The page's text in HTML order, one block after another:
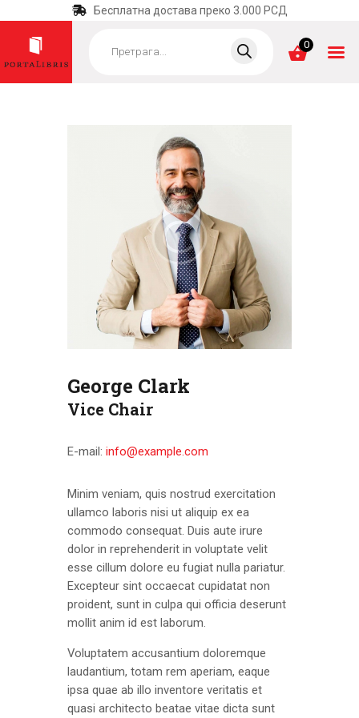
Бесплатна достава преко 3.000 РСД
search 0
КАТЕГОРИЈЕ
НАЈПРОДАВАНИЈЕ
НОВЕ КЊИГЕ
ОТРГНУТО ОД
ЗАБОРАВА
АУТОРИ
АКТУЕЛНОСТИ
ПИСМО
George Clark
Vice Chair
E-mail: info@example.com
Minim veniam, quis nostrud exercitation
ullamco laboris nisi ut aliquip ex ea
commodo consequat. Duis aute irure
dolor in reprehenderit in voluptate velit
esse cillum dolore eu fugiat nulla pariatur.
Excepteur sint occaecat cupidatat non
proident, sunt in culpa qui officia deserunt
mollit anim id est laborum.
Voluptatem accusantium doloremque
laudantium, totam rem aperiam, eaque
ipsa quae ab illo inventore veritatis et
quasi architecto beatae vitae dicta sunt